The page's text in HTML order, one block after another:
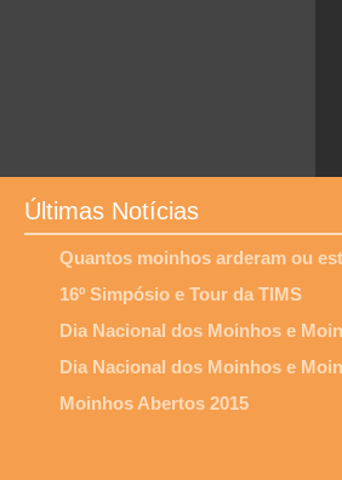
Últimas Notícias
Quantos moinhos arderam ou
16º Simpósio e Tour da TIMS
Dia Nacional dos Moinhos e
Dia Nacional dos Moinhos e
Moinhos Abertos 2015